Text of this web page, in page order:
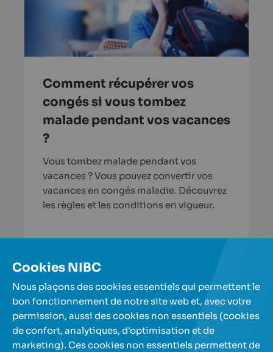
Comment récupérer vos
congés si vous tombez
malade pendant vos vacances
?
Vous tombez malade pendant vos
vacances ? Vous pouvez convertir vos
vacances en congés maladie. Découvrez
les règles et les conditions en vigueur.
En savoir plus
Plus d'articles
Nos comptes d'épargne
Cookies NIBC
Nous plaçons des cookies essentiels qui permettent le
bon fonctionnement de notre site web et, avec votre
permission, aussi des cookies non essentiels (cookies
de confort, analytiques, d'optimisation et de
marketing). Ces cookies non essentiels permettent de